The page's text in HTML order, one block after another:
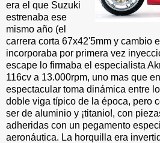
era el que Suzuki
estrenaba ese
mismo año (el
carrera corta 67x42'5mm y cambio
incorporaba por primera vez
escape lo firmaba el especialista
116cv a 13.000rpm, uno mas que
espectacular toma dinámica entre
doble viga típico de la época, pero
ser de aluminio y ¡titanio!, con
adheridas con un pegamento
aeronáutica. La horquilla era